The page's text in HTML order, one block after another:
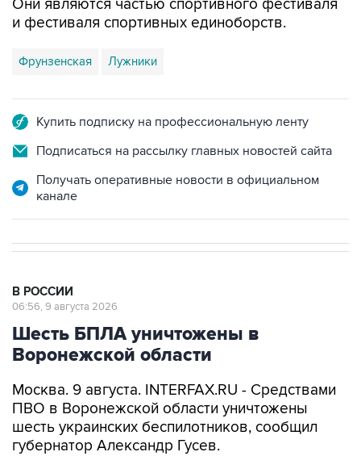
Фрунзенская Лужники
Подписаться на рассылку главных новостей сайта
Получать оперативные новости в официальном
Шесть БПЛА уничтожены в
Воронежской области
Москва. 9 августа. INTERFAX.RU - Средствами
шесть украинских беспилотников, сообщил
губернатор Александр Гусев.
"Всего минувшей ночью дежурными силами